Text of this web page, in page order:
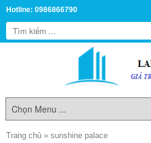
Hotline: 0986866790
Trang chủ » sunshine palace